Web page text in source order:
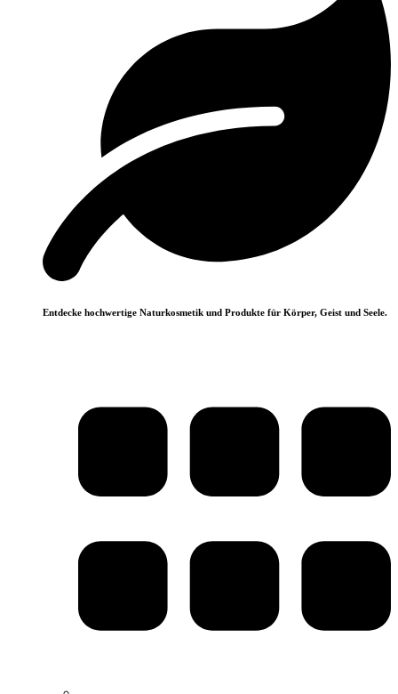
Entdecke hochwertige Naturkosmetik und Produkte für Körper, Geist und Seele.